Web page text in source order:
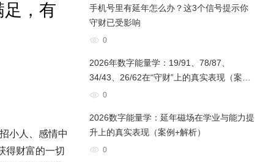
，有
小人、感情中
得财富的一切
手机号里有延年怎么办？这3个信号提示你
守财已受影响
0
2026年数字能量学：19/91、78/87、
34/43、26/62在“守财”上的真实表现（案例
+解析）
0
2026数字能量学：延年磁场在学业与能力提
升上的真实表现（案例+解析）
0